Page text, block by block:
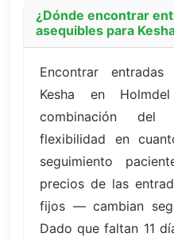
¿Dónde encontrar
asequibles para
Encontrar
Kesha en
combinación del
flexibilidad en
seguimiento
precios de las
fijos — cambian
Dado que faltan 11